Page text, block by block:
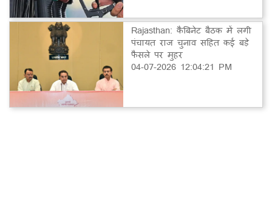
Rajasthan: कैबिनेट बैठक में लगी
पंचायत राज चुनाव सहित कई बड़े
फैसले पर मुहर
04-07-2026 12:04:21 PM